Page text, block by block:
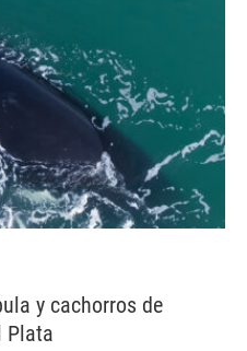
y cachorros de
Plata